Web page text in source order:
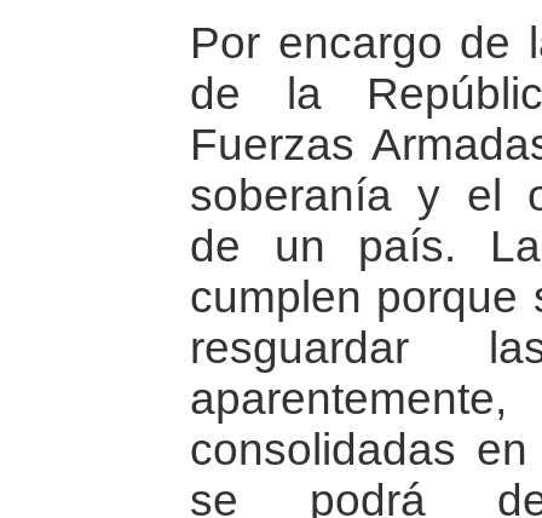
Por encargo de
de la
Fuerzas
soberanía y el
de un país.
cumplen porque
resguardar
consolidadas
se podrá